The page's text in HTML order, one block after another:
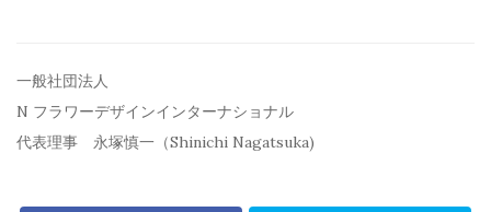
一般社団法人
N フラワーデザインインターナショナル
代表理事 永塚慎一（Shinichi Nagatsuka)